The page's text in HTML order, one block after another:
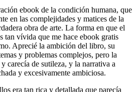
ebook de la condición humana, que
en las complejidades y matices de la
obra de arte. La forma en que el
tan vívida que me hace ebook gratis
Aprecié la ambición del libro, su
y problemas complejos, pero la
carecía de sutileza, y la narrativa a
y excesivamente ambiciosa.
era tan rica y detallada que parecía